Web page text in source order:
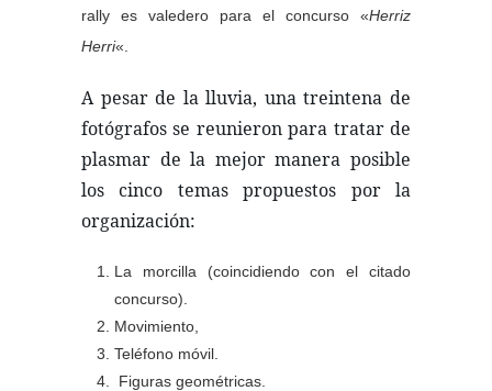
rally es valedero para el concurso «Herriz
Herri«.
A pesar de la lluvia, una treintena de
fotógrafos se reunieron para tratar de
plasmar de la mejor manera posible
los cinco temas propuestos por la
organización:
La morcilla (coincidiendo con el citado
concurso).
Movimiento,
Teléfono móvil.
Figuras geométricas.